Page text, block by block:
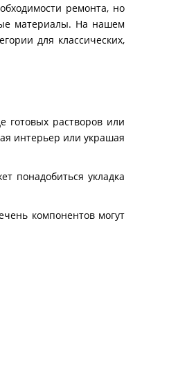
ремонта, но
материалы. На нашем
для классических,
готовых растворов или
интерьер или украшая
понадобиться укладка
компонентов могут